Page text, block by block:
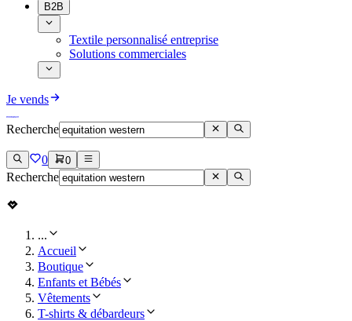
B2B
Textile personnalisé entreprise
Solutions commerciales
Je vends
Recherche
0 0
Recherche
...
Accueil
Boutique
Enfants et Bébés
Vêtements
T-shirts & débardeurs